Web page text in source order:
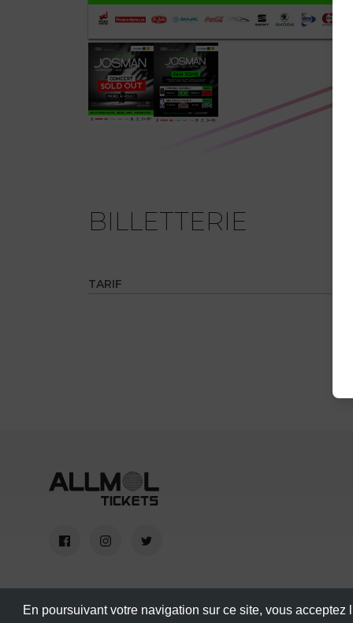
En poursuivant votre navigation sur ce site, vous
BILLETTERIE
TARIF